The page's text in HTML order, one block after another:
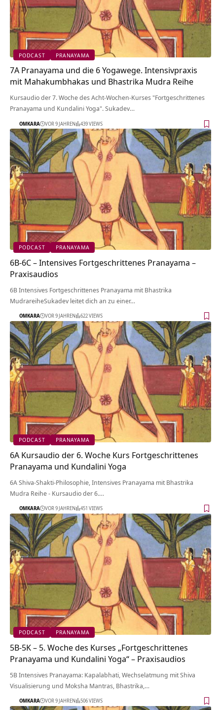
PODCAST PRANAYAMA
7A Pranayama und die 6 Yogawege. Intensivpraxis
mit Mahakumbhakas und Bhastrika Mudra Reihe
Kursaudio der 7. Woche des Acht-Wochen-Kurses "Fortgeschrittenes
Pranayama und Kundalini Yoga". Sukadev…
OMKARA VOR 9 JAHREN 439 VIEWS
PODCAST PRANAYAMA
6B-6C – Intensives Fortgeschrittenes Pranayama –
Praxisaudios
6B Intensives Fortgeschrittenes Pranayama mit Bhastrika
MudrareiheSukadev leitet dich an zu einer…
OMKARA VOR 9 JAHREN 622 VIEWS
PODCAST PRANAYAMA
6A Kursaudio der 6. Woche Kurs Fortgeschrittenes
Pranayama und Kundalini Yoga
6A Shiva-Shakti-Philosophie, Intensives Pranayama mit Bhastrika
Mudra Reihe - Kursaudio der 6.…
OMKARA VOR 9 JAHREN 451 VIEWS
PODCAST PRANAYAMA
5B-5K – 5. Woche des Kurses „Fortgeschrittenes
Pranayama und Kundalini Yoga“ – Praxisaudios
5B Intensives Pranayama: Kapalabhati, Wechselatmung mit Shiva
Visualisierung und Moksha Mantras, Bhastrika,…
OMKARA VOR 9 JAHREN 506 VIEWS